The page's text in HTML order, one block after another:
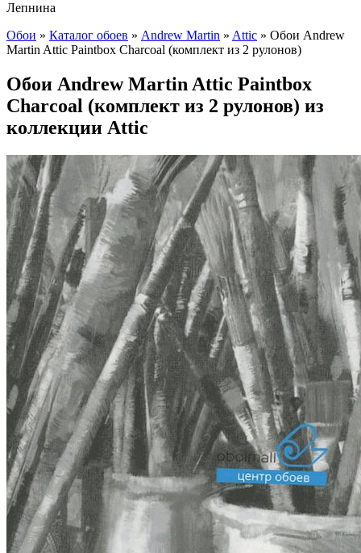
Лепнина
Обои » Каталог обоев » Andrew Martin » Attic » Обои Andrew
Martin Attic Paintbox Charcoal (комплект из 2 рулонов)
Обои Andrew Martin Attic Paintbox
Charcoal (комплект из 2 рулонов) из
коллекции Attic